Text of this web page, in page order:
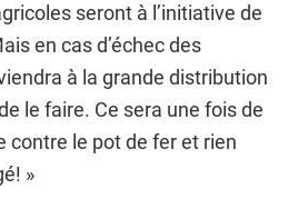
seront à l’initiative de
en cas d’échec des
à la grande distribution
le faire. Ce sera une fois de
contre le pot de fer et rien
»